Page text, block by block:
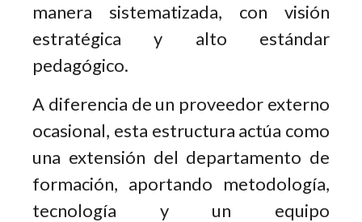
manera sistematizada, con visión
estratégica y alto estándar
pedagógico.
A diferencia de un proveedor externo
ocasional, esta estructura actúa como
una extensión del departamento de
formación, aportando metodología,
tecnología y un equipo